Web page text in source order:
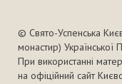
© Свято-Успенська
монастир)
При використанні
на офіційний сайт